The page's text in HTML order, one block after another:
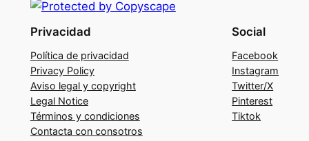
Privacidad
Política de privacidad
Privacy Policy
Aviso legal y copyright
Legal Notice
Términos y condiciones
Contacta con consotros
Social
Facebook
Instagram
Twitter/X
Pinterest
Tiktok